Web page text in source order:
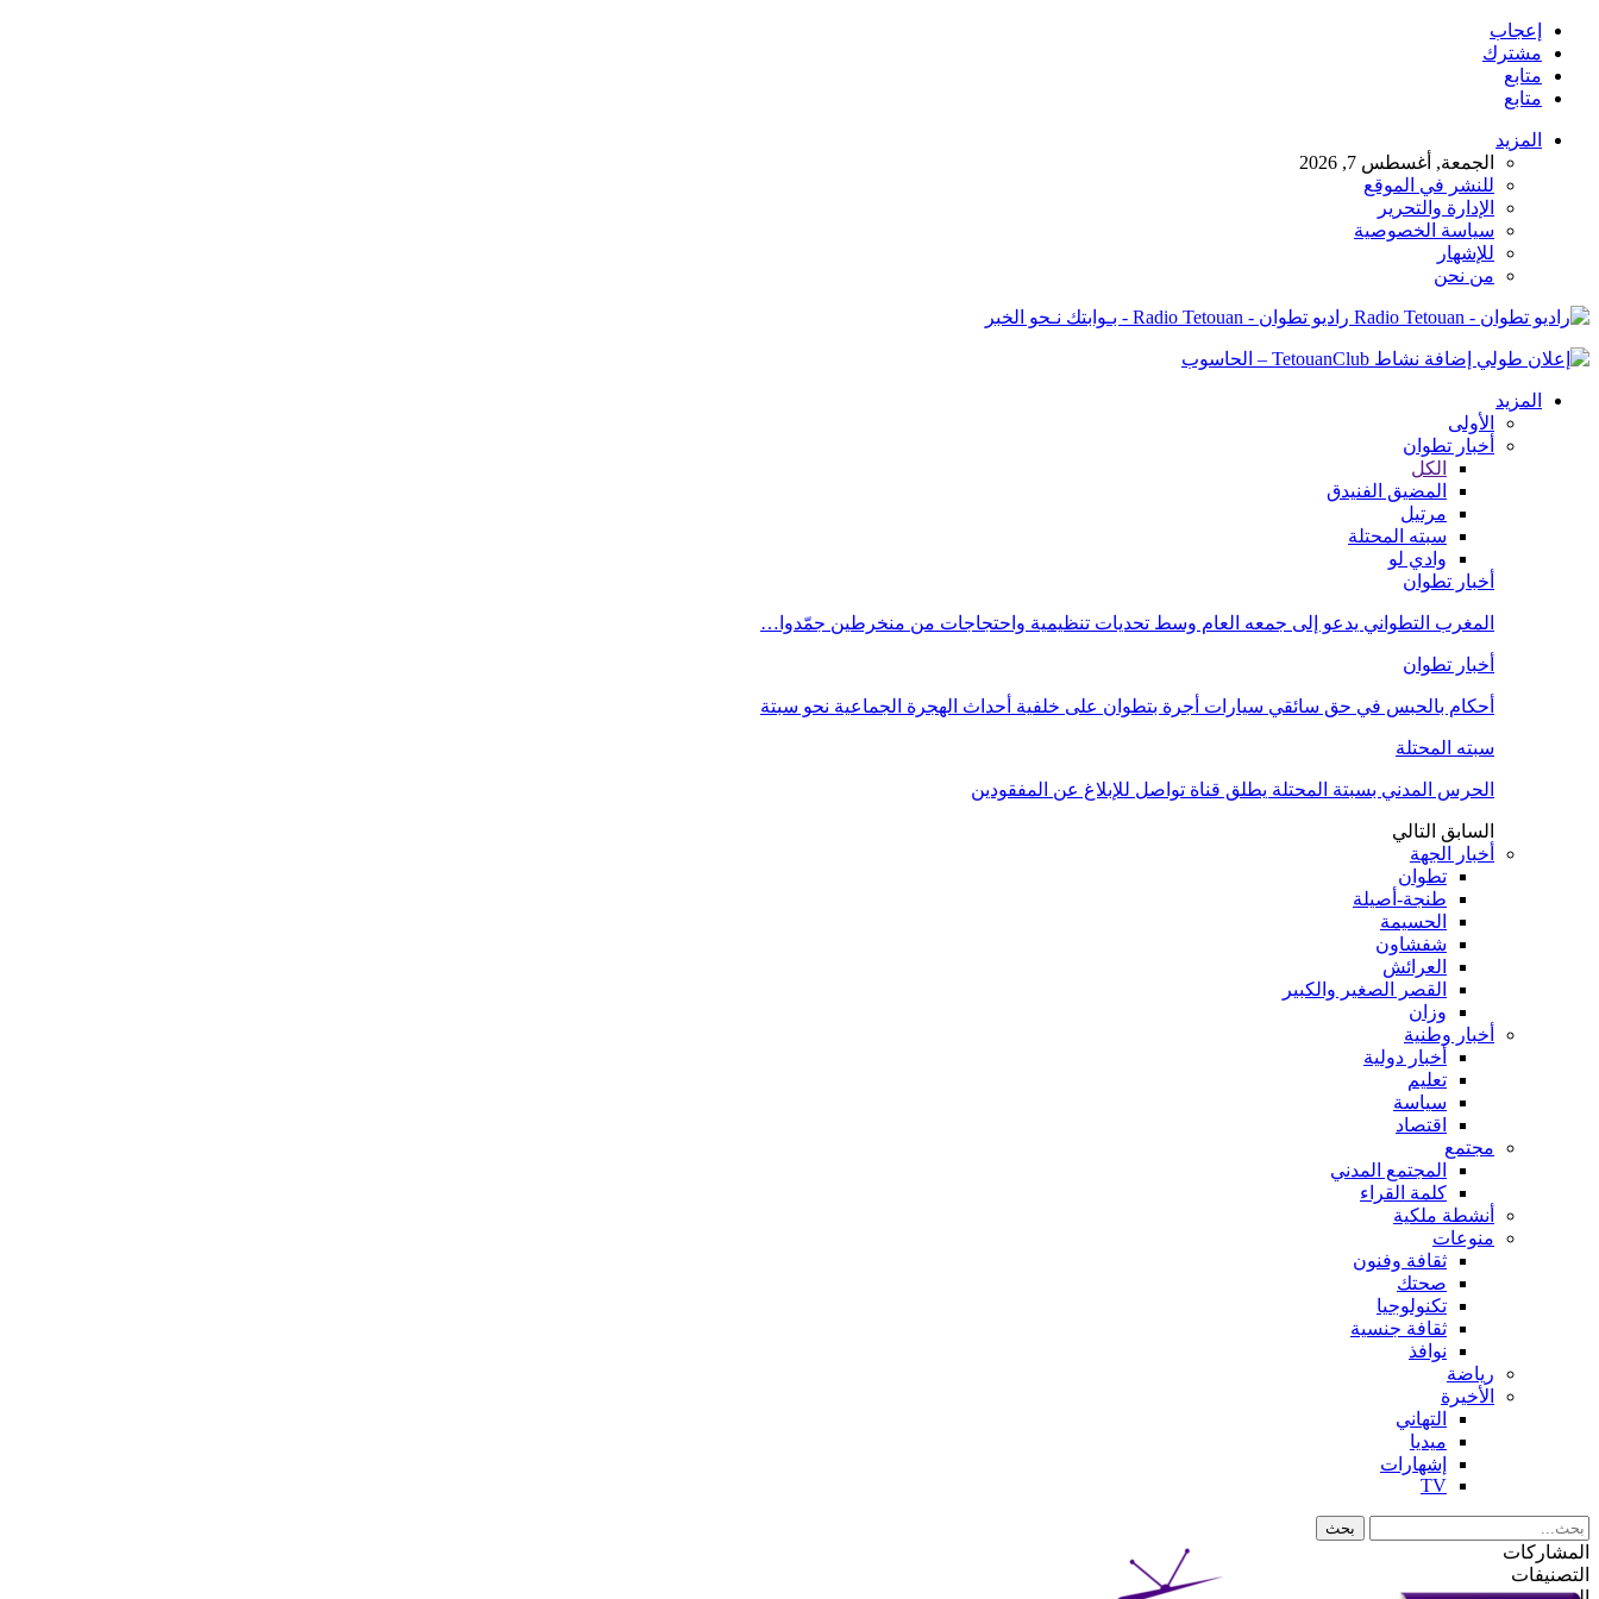
إعجاب
مشترك
متابع
متابع
المزيد
الجمعة, أغسطس 7, 2026
للنشر في الموقع
الإدارة والتحرير
سياسة الخصوصية
للإشهار
من نحن
راديو تطوان - Radio Tetouan - بـوابتك نـحو الخبر
المزيد
الأولى
أخبار تطوان
الكل
المضيق الفنيدق
مرتيل
سبته المحتلة
وادي لو
أخبار تطوان
المغرب التطواني يدعو إلى جمعه العام وسط تحديات تنظيمية واحتجاجات من منخرطين جمّدوا…
أخبار تطوان
أحكام بالحبس في حق سائقي سيارات أجرة بتطوان على خلفية أحداث الهجرة الجماعية نحو سبتة
سبته المحتلة
الحرس المدني بسبتة المحتلة يطلق قناة تواصل للإبلاغ عن المفقودين
السابق التالي
أخبار الجهة
تطوان
طنجة-أصيلة
الحسيمة
شفشاون
العرائش
القصر الصغير والكبير
وزان
أخبار وطنية
أخبار دولية
تعليم
سياسة
اقتصاد
مجتمع
المجتمع المدني
كلمة القراء
أنشطة ملكية
منوعات
ثقافة وفنون
صحتك
تكنولوجيا
ثقافة جنسية
نوافذ
رياضة
الأخيرة
التهاني
ميديا
إشهارات
TV
المشاركات
التصنيفات